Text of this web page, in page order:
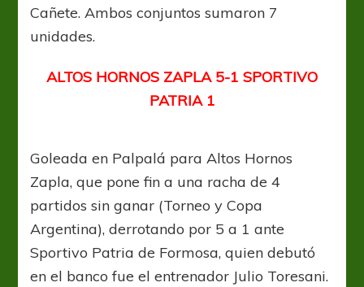
Cañete. Ambos conjuntos sumaron 7
unidades.
ALTOS HORNOS ZAPLA 5-1 SPORTIVO
PATRIA 1
Goleada en Palpalá para Altos Hornos
Zapla, que pone fin a una racha de 4
partidos sin ganar (Torneo y Copa
Argentina), derrotando por 5 a 1 ante
Sportivo Patria de Formosa, quien debutó
en el banco fue el entrenador Julio Toresani.